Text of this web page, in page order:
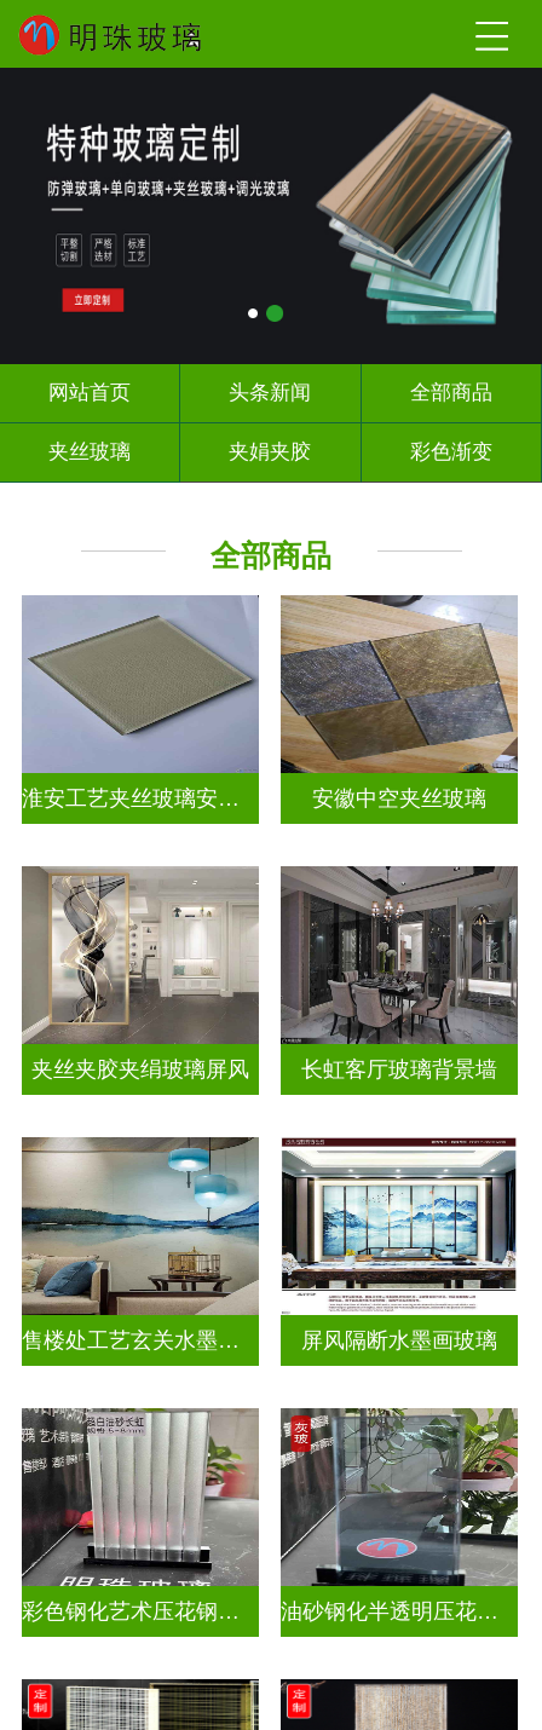
网站首页 头条新闻 全部商品
夹丝玻璃 夹娟夹胶 彩色渐变
屏风背景墙
全部商品
淮安工艺夹丝玻璃安装电话 安徽中空夹丝玻璃
夹丝夹胶夹绢玻璃屏风 长虹客厅玻璃背景墙
售楼处工艺玄关水墨山水画玻璃 屏风隔断水墨画玻璃
彩色钢化艺术压花钢化玻璃 油砂钢化半透明压花玻璃